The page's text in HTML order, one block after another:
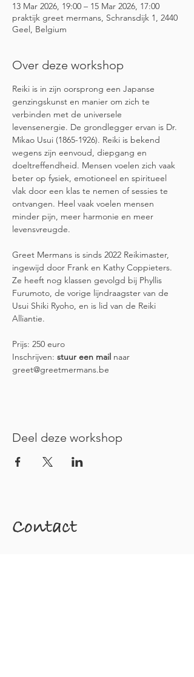
13 Mar 2026, 19:00 – 15 Mar 2026, 17:00
praktijk greet mermans, Schransdijk 1, 2440
Geel, Belgium
Over deze workshop
Reiki is in zijn oorsprong een Japanse
genzingskunst en manier om zich te
verbinden met de universele
levensenergie. De grondlegger ervan is Dr.
Mikao Usui (1865-1926). Reiki is bekend
wegens zijn eenvoud, diepgang en
doeltreffendheid. Mensen voelen zich vaak
beter op fysiek, emotioneel en spiritueel
vlak door een klas te nemen of sessies te
ontvangen. Heel vaak voelen mensen
minder pijn, meer harmonie en meer
levensvreugde.
Greet Mermans is sinds 2022 Reikimaster,
ingewijd door Frank en Kathy Coppieters.
Ze heeft nog klassen gevolgd bij Phyllis
Furumoto, de vorige lijndraagster van de
Usui Shiki Ryoho, en is lid van de Reiki
Alliantie.
Prijs: 250 euro
Inschrijven: stuur een mail naar
greet@greetmermans.be
Deel deze workshop
Contact